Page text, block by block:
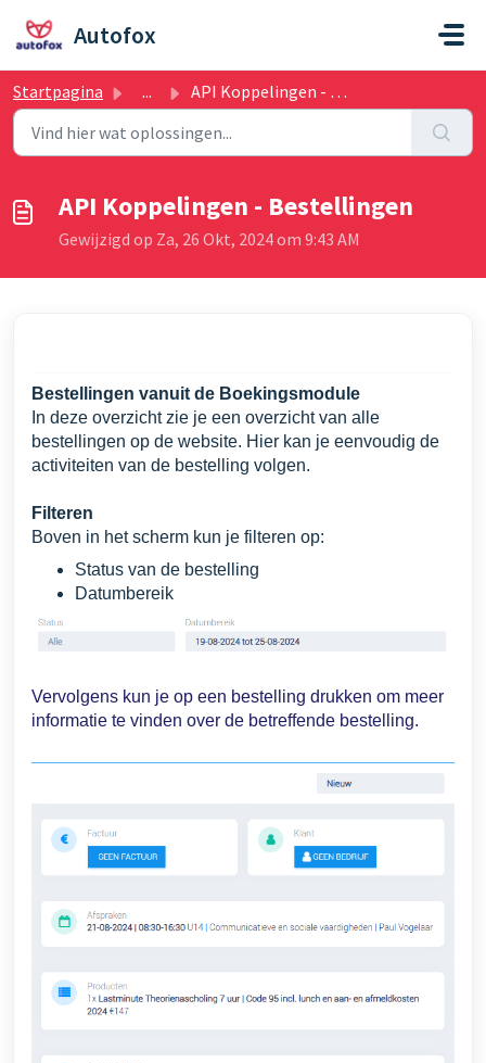
Autofox
Startpagina ... API Koppelingen - Bestellingen
API Koppelingen - Bestellingen
Gewijzigd op Za, 26 Okt, 2024 om 9:43 AM
Bestellingen vanuit de Boekingsmodule
In deze overzicht zie je een overzicht van alle
bestellingen op de website. Hier kan je eenvoudig de
activiteiten van de bestelling volgen.
Filteren
Boven in het scherm kun je filteren op:
Status van de bestelling
Datumbereik
Vervolgens kun je op een bestelling drukken om meer
informatie te vinden over de betreffende bestelling.